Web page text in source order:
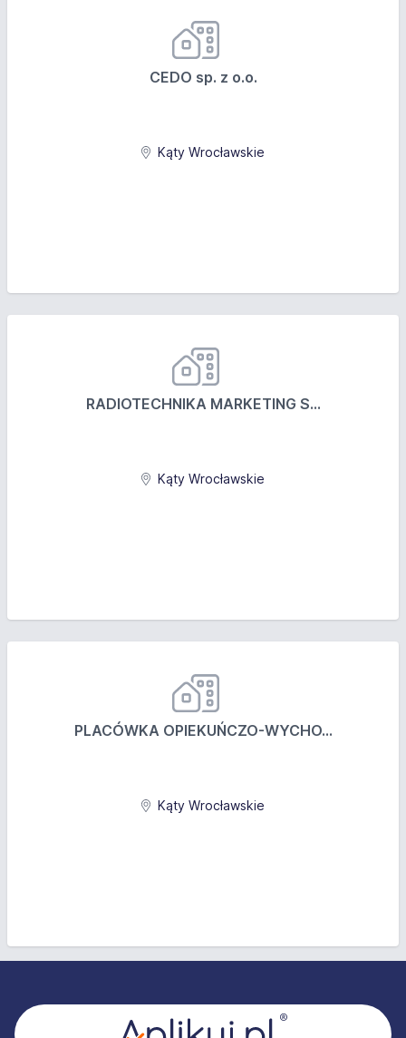
CEDO sp. z o.o.
Kąty Wrocławskie
RADIOTECHNIKA MARKETING S...
Kąty Wrocławskie
PLACÓWKA OPIEKUŃCZO-WYCHO...
Kąty Wrocławskie